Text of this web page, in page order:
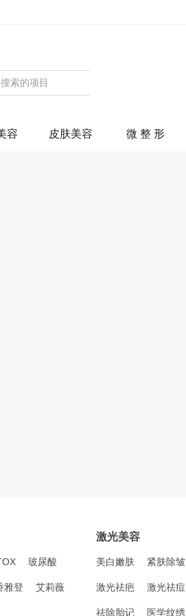
容 皮肤美容 微 整 形
玻尿酸
雅登 艾莉薇
激光美容
美白嫩肤 紧肤除皱
激光祛疤 激光祛痘
祛除胎记 医学纹绣